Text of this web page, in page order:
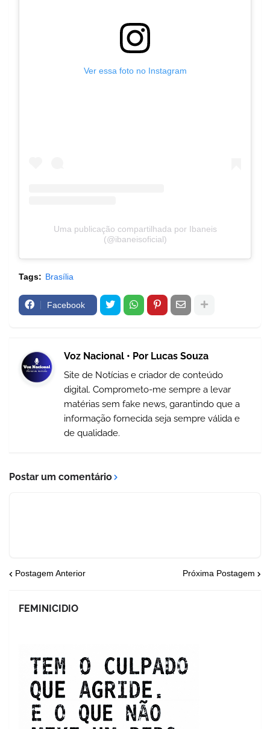
Ver essa foto no Instagram
Uma publicação compartilhada por Ibaneis
(@ibaneisoficial)
Tags: Brasília
Facebook
Voz Nacional • Por Lucas Souza
Site de Notícias e criador de conteúdo
digital. Comprometo-me sempre a levar
matérias sem fake news, garantindo que a
informação fornecida seja sempre válida e
de qualidade.
Postar um comentário
Postagem Anterior Próxima Postagem
FEMINICIDIO